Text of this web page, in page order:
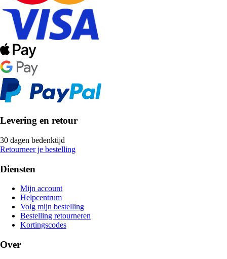
Levering en retour
30 dagen bedenktijd
Retourneer je bestelling
Diensten
Mijn account
Helpcentrum
Volg mijn bestelling
Bestelling retourneren
Kortingscodes
Over